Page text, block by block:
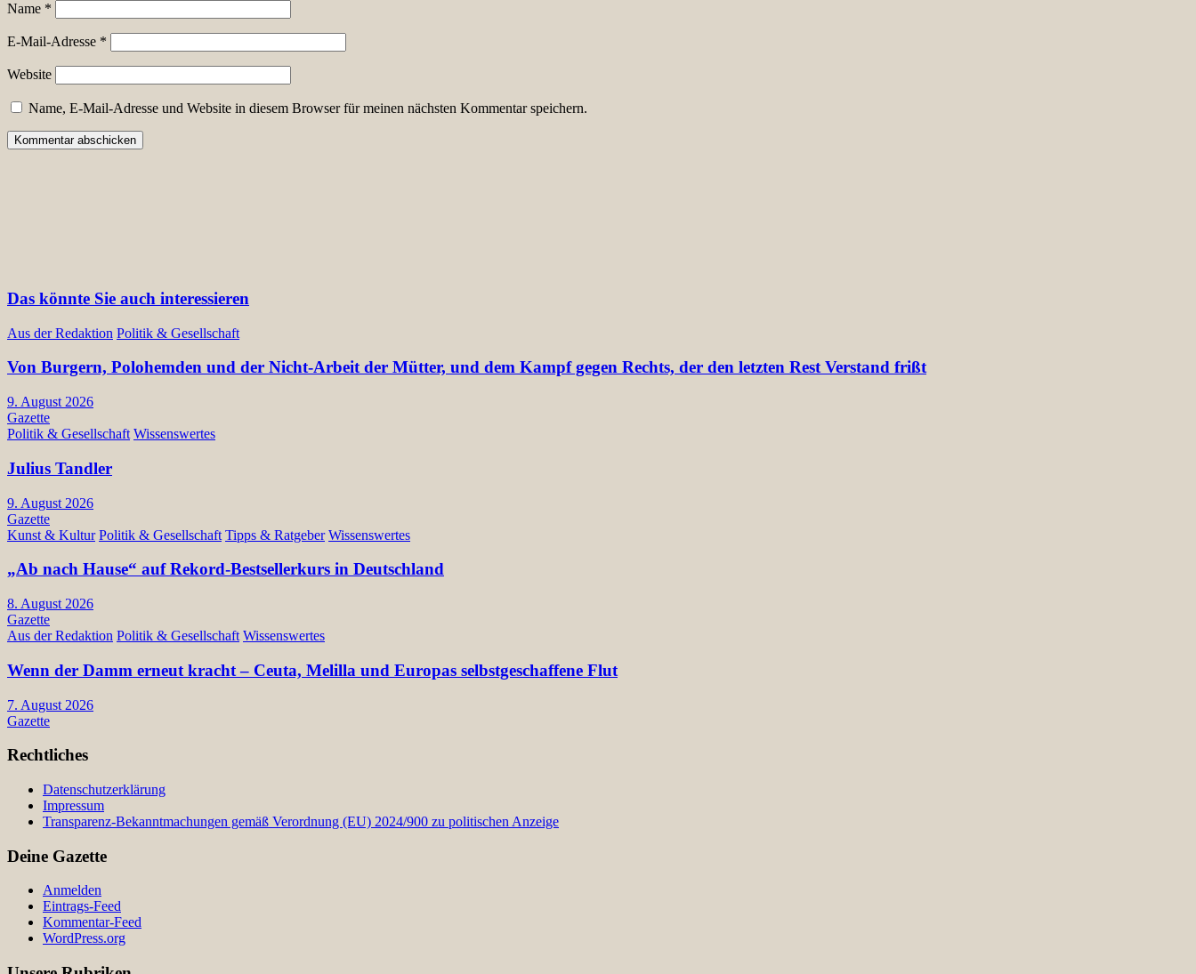
Name *
E-Mail-Adresse *
Website
Name, E-Mail-Adresse und Website in diesem Browser für meinen nächsten Kommentar speichern.
Das könnte Sie auch interessieren
Aus der Redaktion Politik & Gesellschaft
Von Burgern, Polohemden und der Nicht-Arbeit der Mütter, und dem Kampf gegen Rechts, der den letzten Rest Verstand frißt
9. August 2026
Gazette
Politik & Gesellschaft Wissenswertes
Julius Tandler
9. August 2026
Gazette
Kunst & Kultur Politik & Gesellschaft Tipps & Ratgeber Wissenswertes
„Ab nach Hause“ auf Rekord-Bestsellerkurs in Deutschland
8. August 2026
Gazette
Aus der Redaktion Politik & Gesellschaft Wissenswertes
Wenn der Damm erneut kracht – Ceuta, Melilla und Europas selbstgeschaffene Flut
7. August 2026
Gazette
Rechtliches
Datenschutzerklärung
Impressum
Transparenz-Bekanntmachungen gemäß Verordnung (EU) 2024/900 zu politischen Anzeige
Deine Gazette
Anmelden
Eintrags-Feed
Kommentar-Feed
WordPress.org